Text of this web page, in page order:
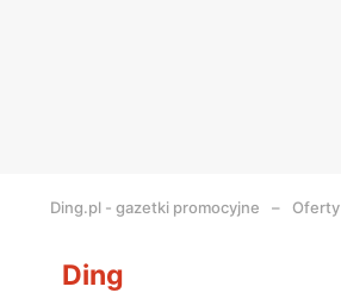
Ding.pl - gazetki promocyjne Oferty
Ding